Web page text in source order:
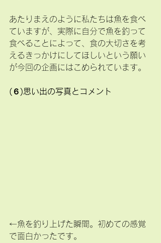
あたりまえのように私たちは魚を食べ
ていますが、実際に自分で魚を釣って
食べることによって、食の大切さを考
えるきっかけにしてほしいという願い
が今回の企画にはこめられています。
(６)思い出の写真とコメント
←魚を釣り上げた瞬間。初めての感覚
で面白かったです。